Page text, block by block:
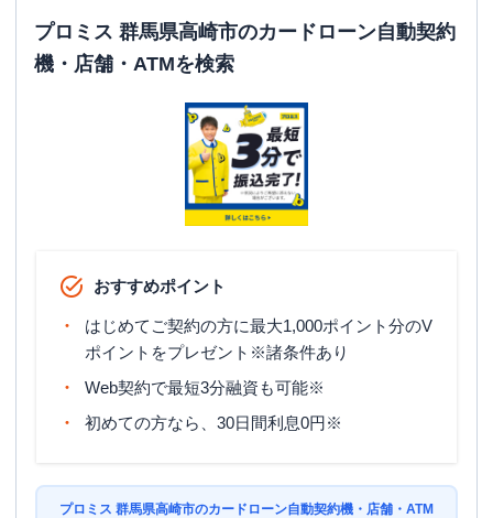
プロミス 群馬県高崎市のカードローン自動契約
機・店舗・ATMを検索
おすすめポイント
はじめてご契約の方に最大1,000ポイント分のV
ポイントをプレゼント※諸条件あり
Web契約で最短3分融資も可能※
初めての方なら、30日間利息0円※
プロミス 群馬県高崎市のカードローン自動契約機・店舗・ATM